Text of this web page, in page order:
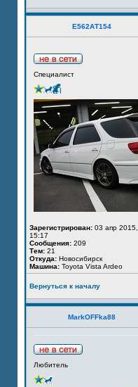
Е562АТ154
Специалист
Зарегистрирован: 03 апр 2015,
15:17
Сообщения: 209
Тем: 21
Откуда: Новосибирск
Машина: Toyota Vista Ardeo
Вернуться к началу
MarkOFFka88
Любитель